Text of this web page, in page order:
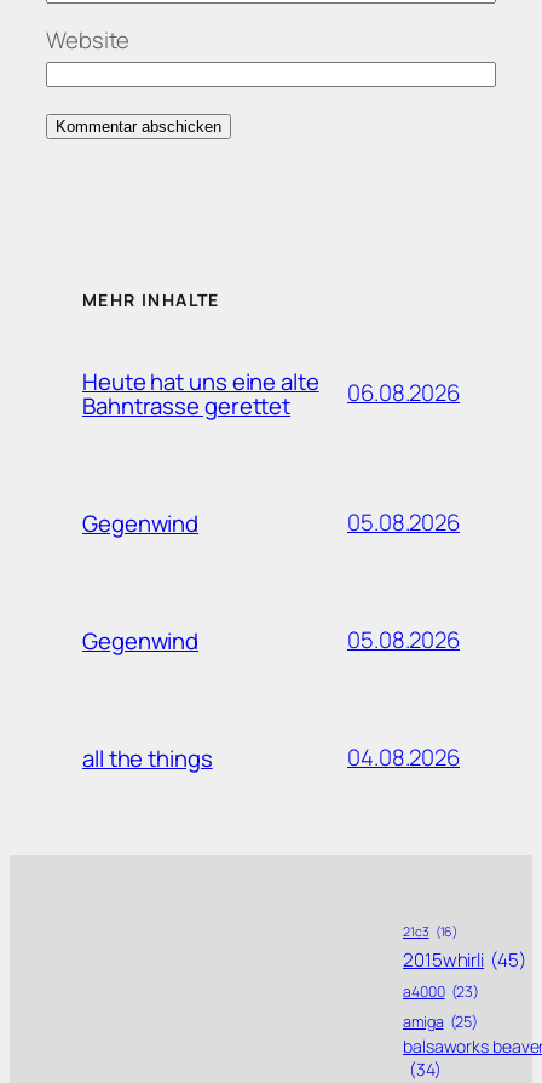
Website
MEHR INHALTE
Heute hat uns eine alte
Bahntrasse gerettet 06.08.2026
Gegenwind 05.08.2026
Gegenwind 05.08.2026
all the things 04.08.2026
21c3 (16)
2015whirli (45)
a4000 (23)
amiga (25)
balsaworks
(34)